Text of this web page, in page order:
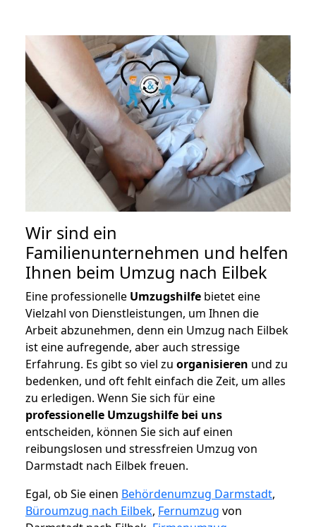
Wir sind ein
Familienunternehmen und helfen
Ihnen beim Umzug nach Eilbek
Eine professionelle Umzugshilfe bietet eine
Vielzahl von Dienstleistungen, um Ihnen die
Arbeit abzunehmen, denn ein Umzug nach Eilbek
ist eine aufregende, aber auch stressige
Erfahrung. Es gibt so viel zu organisieren und zu
bedenken, und oft fehlt einfach die Zeit, um alles
zu erledigen. Wenn Sie sich für eine
professionelle Umzugshilfe bei uns
entscheiden, können Sie sich auf einen
reibungslosen und stressfreien Umzug von
Darmstadt nach Eilbek freuen.
Egal, ob Sie einen Behördenumzug Darmstadt,
Büroumzug nach Eilbek, Fernumzug von